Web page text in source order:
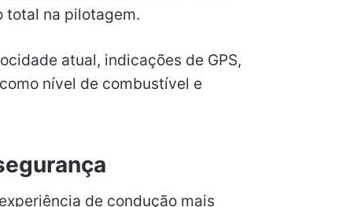
total na pilotagem.
atual, indicações de GPS,
nível de combustível e
de condução mais